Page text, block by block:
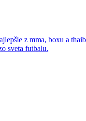
z mma, boxu a
sveta futbalu.